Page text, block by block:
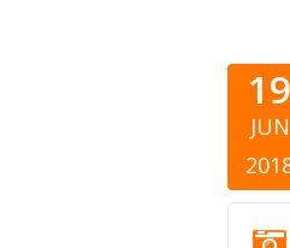
19
JUN